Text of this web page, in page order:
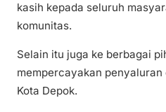
kasih kepada seluruh
komunitas.
Selain itu juga ke berbagai
mempercayakan
Kota Depok.